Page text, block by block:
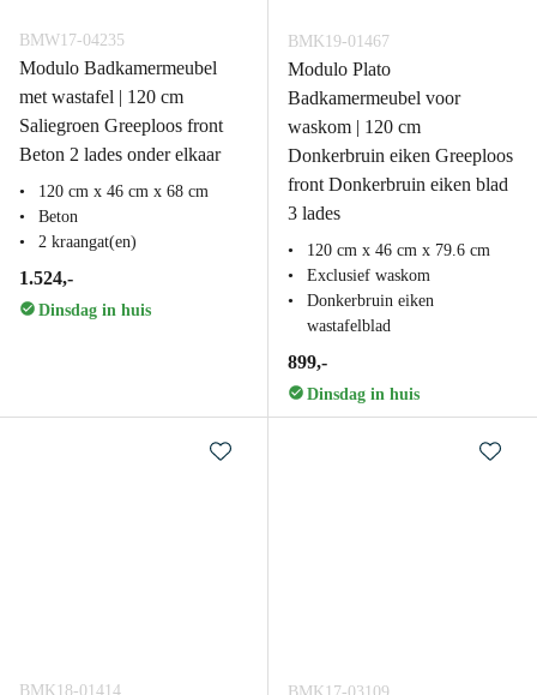
BMW17-04235
Modulo Badkamermeubel
met wastafel | 120 cm
Saliegroen Greeploos front
Beton 2 lades onder elkaar
120 cm x 46 cm x 68 cm
Beton
2 kraangat(en)
1.524,-
Dinsdag in huis
BMK19-01467
Modulo Plato
Badkamermeubel voor
waskom | 120 cm
Donkerbruin eiken Greeploos
front Donkerbruin eiken blad
3 lades
120 cm x 46 cm x 79.6 cm
Exclusief waskom
Donkerbruin eiken
wastafelblad
899,-
Dinsdag in huis
BMK18-01414